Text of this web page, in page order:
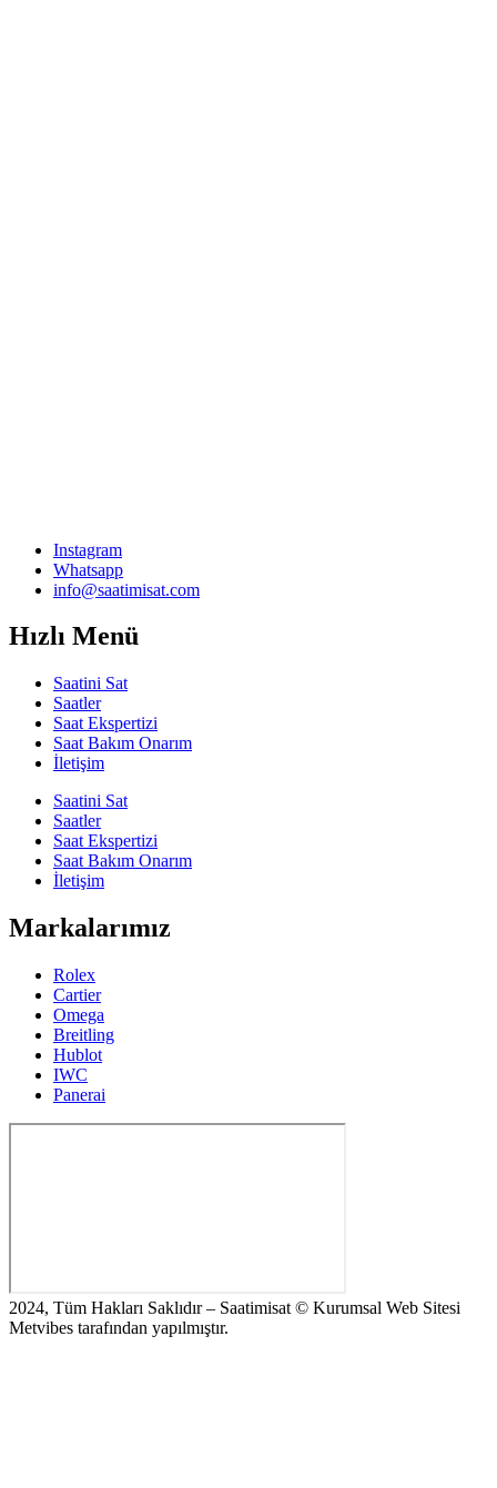
Instagram
Whatsapp
info@saatimisat.com
Hızlı Menü
Saatini Sat
Saatler
Saat Ekspertizi
Saat Bakım Onarım
İletişim
Saatini Sat
Saatler
Saat Ekspertizi
Saat Bakım Onarım
İletişim
Markalarımız
Rolex
Cartier
Omega
Breitling
Hublot
IWC
Panerai
2024, Tüm Hakları Saklıdır – Saatimisat © Kurumsal Web Sitesi
Metvibes tarafından yapılmıştır.